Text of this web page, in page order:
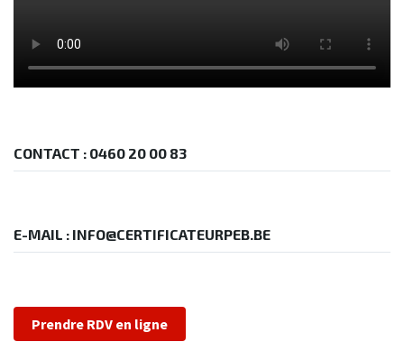
CONTACT : 0460 20 00 83
E-MAIL : INFO@CERTIFICATEURPEB.BE
Prendre RDV en ligne